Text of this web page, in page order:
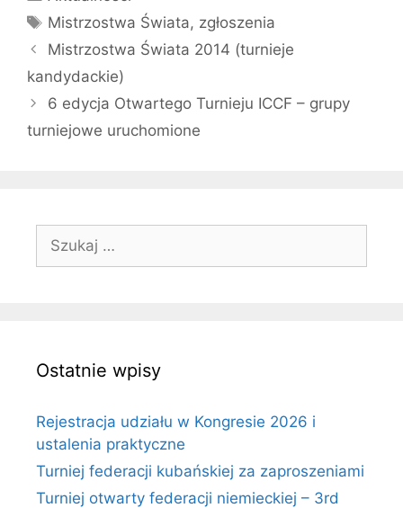
Tagi
Mistrzostwa Świata, zgłoszenia
Mistrzostwa Świata 2014 (turnieje
kandydackie)
6 edycja Otwartego Turnieju ICCF – grupy
turniejowe uruchomione
Szukaj:
Ostatnie wpisy
Rejestracja udziału w Kongresie 2026 i
ustalenia praktyczne
Turniej federacji kubańskiej za zaproszeniami
Turniej otwarty federacji niemieckiej – 3rd